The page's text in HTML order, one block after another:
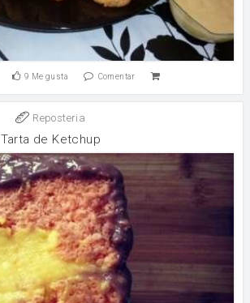
9 Me gusta Comentar
Reposteria
Tarta de Ketchup